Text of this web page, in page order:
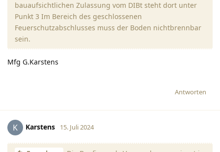
bauaufsichtlichen Zulassung vom DIBt steht dort unter
Punkt 3 Im Bereich des geschlossenen
Feuerschutzabschlusses muss der Boden nichtbrennbar
sein.
Mfg G.Karstens
Antworten
K Karstens 15. Juli 2024